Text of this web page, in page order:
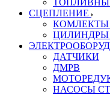
СЦЕПЛЕНИЕ
ДАТЧИКИ
ДМРВ
НАСОСЫ